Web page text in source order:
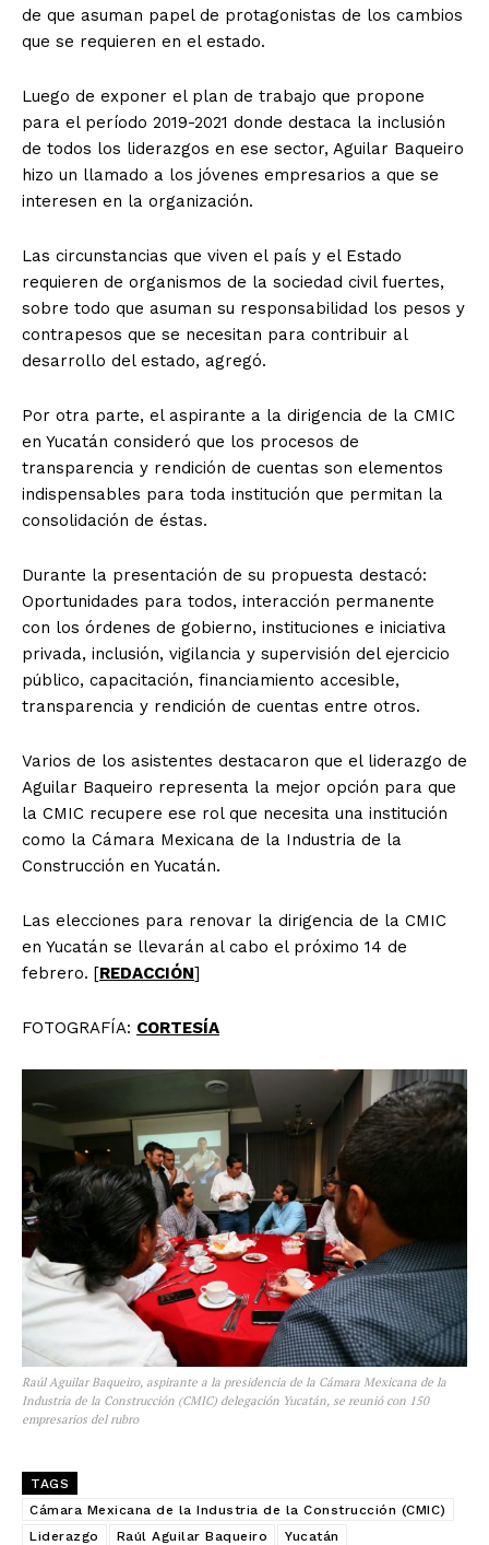
de que asuman papel de protagonistas de los cambios
que se requieren en el estado.
Luego de exponer el plan de trabajo que propone
para el período 2019-2021 donde destaca la inclusión
de todos los liderazgos en ese sector, Aguilar Baqueiro
hizo un llamado a los jóvenes empresarios a que se
interesen en la organización.
Las circunstancias que viven el país y el Estado
requieren de organismos de la sociedad civil fuertes,
sobre todo que asuman su responsabilidad los pesos y
contrapesos que se necesitan para contribuir al
desarrollo del estado, agregó.
Por otra parte, el aspirante a la dirigencia de la CMIC
en Yucatán consideró que los procesos de
transparencia y rendición de cuentas son elementos
indispensables para toda institución que permitan la
consolidación de éstas.
Durante la presentación de su propuesta destacó:
Oportunidades para todos, interacción permanente
con los órdenes de gobierno, instituciones e iniciativa
privada, inclusión, vigilancia y supervisión del ejercicio
público, capacitación, financiamiento accesible,
transparencia y rendición de cuentas entre otros.
Varios de los asistentes destacaron que el liderazgo de
Aguilar Baqueiro representa la mejor opción para que
la CMIC recupere ese rol que necesita una institución
como la Cámara Mexicana de la Industria de la
Construcción en Yucatán.
Las elecciones para renovar la dirigencia de la CMIC
en Yucatán se llevarán al cabo el próximo 14 de
febrero. [REDACCIÓN]
FOTOGRAFÍA: CORTESÍA
Raúl Aguilar Baqueiro, aspirante a la presidencia de la Cámara Mexicana de la
Industria de la Construcción (CMIC) delegación Yucatán, se reunió con 150
empresarios del rubro
TAGS
Cámara Mexicana de la Industria de la Construcción (CMIC)
Liderazgo
Raúl Aguilar Baqueiro Yucatán